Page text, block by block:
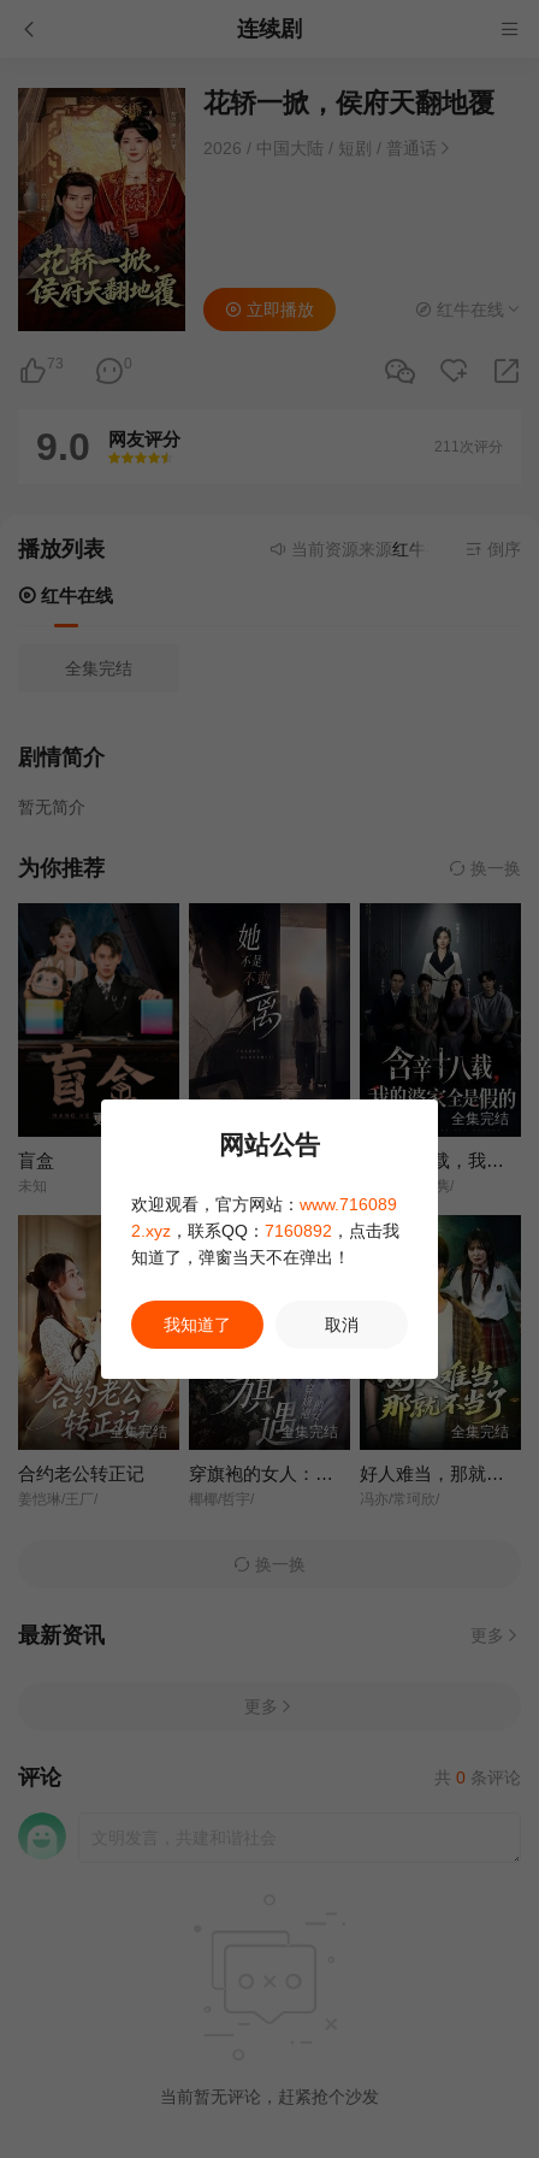
连续剧
花轿一掀，侯府天翻地覆
2026 / 中国大陆 / 短剧 / 普通话
73 0
立即播放 红牛在线
9.0 网友评分
很差
较差还行推荐力荐
211次评分
播放列表 当前资源来源红牛在线 - 无需安装
倒序
红牛在线
全集完结
剧情简介
暂无简介
为你推荐 换一换
更新至13集
盲盒
未知
她不是不敢离
全集完结
含辛十八载，我的婆家全是假的
张耀尹/伍京隽/
全集完结
合约老公转正记
姜恺琳/王厂/
全集完结
穿旗袍的女人：旗遇
椰椰/哲宇/
全集完结
好人难当，那就不当了
冯亦/常珂欣/
换一换
最新资讯 更多
更多
评论 共 0 条评论
当前暂无评论，赶紧抢个沙发
网站公告
欢迎观看，官方网站： www.716089
2.xyz ，联系QQ： 7160892 ，点击我
知道了，弹窗当天不在弹出！
我知道了 取消